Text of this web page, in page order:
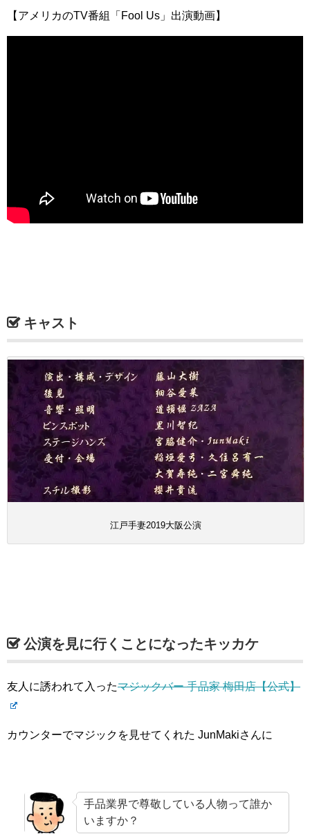
【アメリカのTV番組「Fool Us」出演動画】
キャスト
江戸手妻2019大阪公演
公演を見に行くことになったキッカケ
友人に誘われて入ったマジックバー 手品家 梅田店【公式】
カウンターでマジックを見せてくれた JunMakiさんに
手品業界で尊敬している人物って誰か
いますか？